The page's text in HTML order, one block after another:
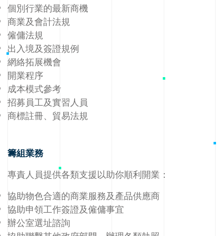
個別行業的最新商機
商業及會計法規
僱傭法規
出入境及簽證規例
網絡拓展機會
開業程序
成本模式參考
招募員工及實習人員
商標註冊、貿易法規
籌組業務
專責人員提供各類支援以助你順利開業：
協助物色合適的商業服務及產品供應商
協助申領工作簽證及僱傭事宜
辦公室選址諮詢